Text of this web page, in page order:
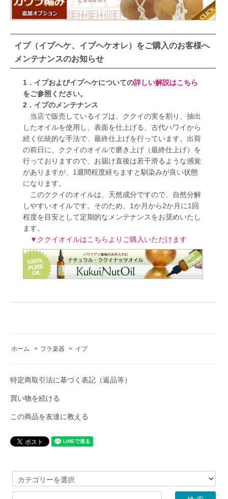
イプ（イプヘケ、イプヘケオレ）をご購入のお客様へ
メンテナンスのお知らせ
1．イプおよびイプヘケについての詳しい解説はこちら
をご参照ください。
2．イプのメンテナンス
当店で販売しているイプは、ククイの実を割り、抽出
したオイルを使用し、表面を仕上げる、古代ハワイから
続く伝統的な手法で、最終仕上げを行っています。出荷
の前日に、ククイのオイルで磨き上げ（最終仕上げ）を
行っておりますので、お届け直後は若干滑るような感覚
がありますが、1週間程度経ちますと馴染みが良い状態
になります。
このククイのオイルは、天然成分ですので、自然分解
しやすいオイルです。そのため、1か月から2か月に1回
程度を目安として定期的なメンテナンスをお奨めいたし
ます。
▼ククイオイルはこちらよりご購入いただけます
ホーム > フラ楽器 > イプ
特定商取引法に基づく表記（返品等）
買い物を続ける
この商品を友達に教える